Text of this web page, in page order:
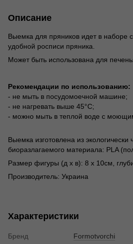
Описание
Выемка для пряников идет в наборе
удобной росписи пряника.
Может быть использована для
Рекомендации по использованию:
- не мыть в посудомоечной машине;
- не нагревать выше 45°С;
- можно мыть в теплой воде с
Выемка изготовлена из экологически
биоразлагаемого материала: PLA
Размер фигуры (д х в): 8 х 10см,
Производитель: Украина
Характеристики
Бренд Formotvorchi